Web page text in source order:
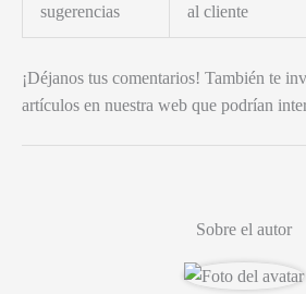
sugerencias
al cliente
¡Déjanos tus comentarios! También te
artículos en nuestra web que podrían
Sobre el autor